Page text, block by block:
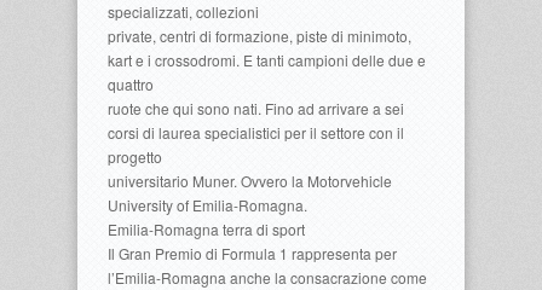
specializzati, collezioni
private, centri di formazione, piste di minimoto,
kart e i crossodromi. E tanti campioni delle due e
quattro
ruote che qui sono nati. Fino ad arrivare a sei
corsi di laurea specialistici per il settore con il
progetto
universitario Muner. Ovvero la Motorvehicle
University of Emilia-Romagna.
Emilia-Romagna terra di sport
Il Gran Premio di Formula 1 rappresenta per
l’Emilia-Romagna anche la consacrazione come